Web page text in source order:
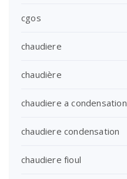
cgos
chaudiere
chaudière
chaudiere a condensation
chaudiere condensation
chaudiere fioul